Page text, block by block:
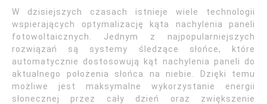
W dzisiejszych czasach istnieje wiele technologii
wspierających optymalizację kąta nachylenia paneli
fotowoltaicznych. Jednym z najpopularniejszych
rozwiązań są systemy śledzące słońce, które
automatycznie dostosowują kąt nachylenia paneli do
aktualnego położenia słońca na niebie. Dzięki temu
możliwe jest maksymalne wykorzystanie energii
słonecznej przez cały dzień oraz zwiększenie